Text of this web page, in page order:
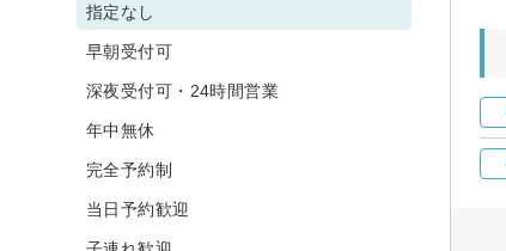
指定なし
早朝受付可
深夜受付可・24時間営業
年中無休
完全予約制
当日予約歓迎